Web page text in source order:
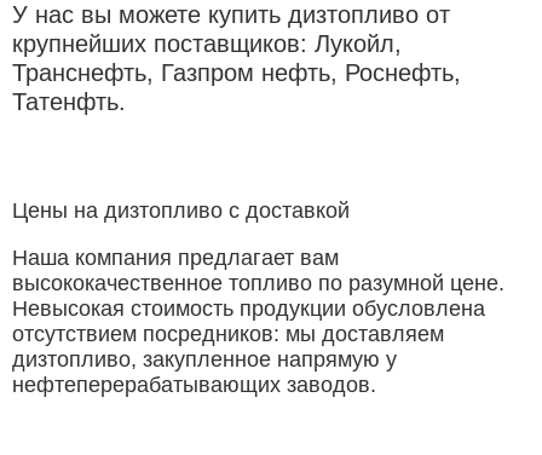
У нас вы можете купить дизтопливо от
крупнейших поставщиков: Лукойл,
Транснефть, Газпром нефть, Роснефть,
Татенфть.
Цены на дизтопливо с доставкой
Наша компания предлагает вам
высококачественное топливо по разумной цене.
Невысокая стоимость продукции обусловлена
отсутствием посредников: мы доставляем
дизтопливо, закупленное напрямую у
нефтеперерабатывающих заводов.